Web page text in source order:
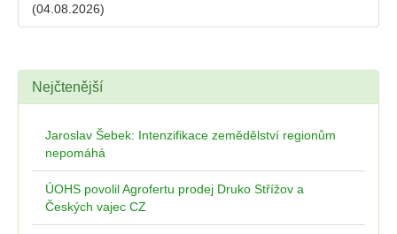
(04.08.2026)
Nejčtenější
Jaroslav Šebek: Intenzifikace zemědělství regionům
nepomáhá
ÚOHS povolil Agrofertu prodej Druko Střížov a
Českých vajec CZ